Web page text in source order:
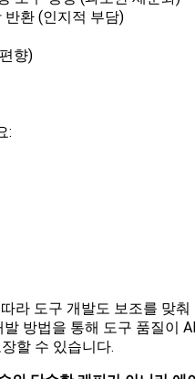
반환 (인지적 부담)
향)
:
라 도구 개발도 보조를 맞춰
방법을 통해 도구 품질이
할 수 있습니다.